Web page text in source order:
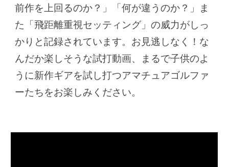
前作を上回るのか？」「何が違うのか？」ま
た「飛距離重視セッティング」の威力がしっ
かりと記録されています。お見逃しなく！な
んだか楽しそうな試打動画、まるで子供のよ
うに新作ギアを試し打つアマチュアゴルファ
ーたちをお楽しみください。